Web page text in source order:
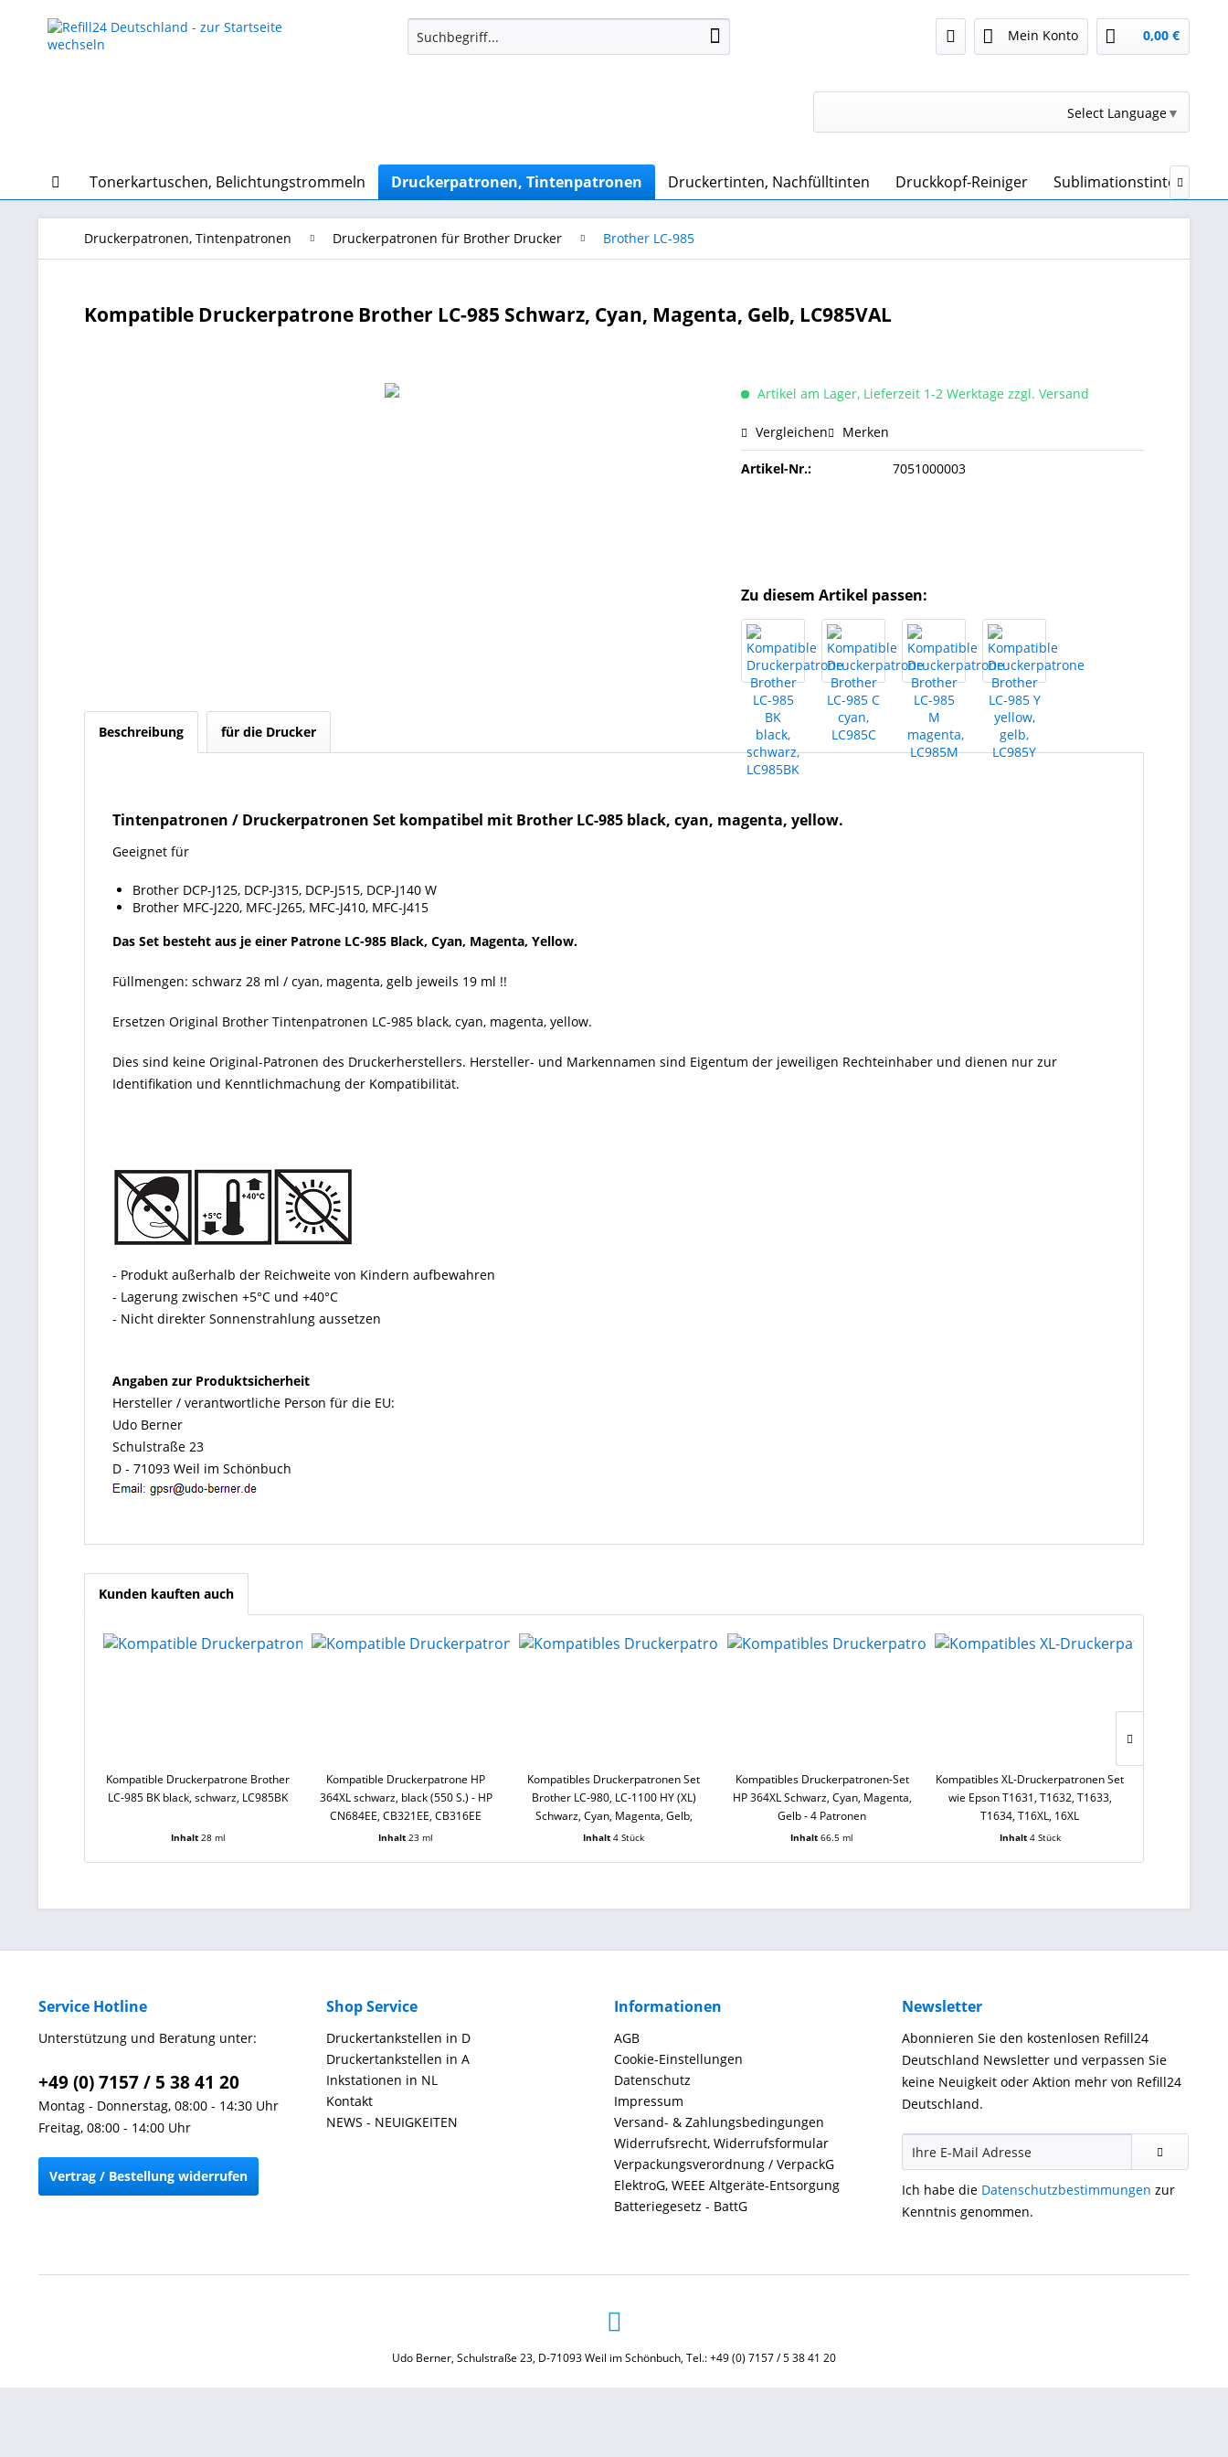
Mein Konto 0,00 €
Select Language▼
Tonerkartuschen, Belichtungstrommeln Druckerpatronen, Tintenpatronen Druckertinten, Nachfülltinten Druckkopf-Reiniger Sublimationstinte &

Druckerpatronen, Tintenpatronen Druckerpatronen für Brother Drucker Brother LC-985
Kompatible Druckerpatrone Brother LC-985 Schwarz, Cyan, Magenta, Gelb, LC985VAL
Artikel am Lager, Lieferzeit 1-2 Werktage zzgl. Versand
Vergleichen Merken
Artikel-Nr.: 7051000003
Zu diesem Artikel passen:
Beschreibung für die Drucker
Tintenpatronen / Druckerpatronen Set kompatibel mit Brother LC-985 black, cyan, magenta, yellow.
Geeignet für
Brother DCP-J125, DCP-J315, DCP-J515, DCP-J140 W
Brother MFC-J220, MFC-J265, MFC-J410, MFC-J415
Das Set besteht aus je einer Patrone LC-985 Black, Cyan, Magenta, Yellow.
Füllmengen: schwarz 28 ml / cyan, magenta, gelb jeweils 19 ml !!
Ersetzen Original Brother Tintenpatronen LC-985 black, cyan, magenta, yellow.
Dies sind keine Original-Patronen des Druckerherstellers. Hersteller- und Markennamen sind Eigentum der jeweiligen Rechteinhaber und dienen nur zur
Identifikation und Kenntlichmachung der Kompatibilität.
- Produkt außerhalb der Reichweite von Kindern aufbewahren
- Lagerung zwischen +5°C und +40°C
- Nicht direkter Sonnenstrahlung aussetzen
Angaben zur Produktsicherheit
Hersteller / verantwortliche Person für die EU:
Udo Berner
Schulstraße 23
D - 71093 Weil im Schönbuch
Kunden kauften auch
Kompatible Druckerpatrone Brother
LC-985 BK black, schwarz, LC985BK
Inhalt 28 ml
Kompatible Druckerpatrone HP
364XL schwarz, black (550 S.) - HP
CN684EE, CB321EE, CB316EE
Inhalt23 ml
Kompatibles Druckerpatronen Set
Brother LC-980, LC-1100 HY (XL)
Schwarz, Cyan, Magenta, Gelb,
LC1100
Inhalt4 Stück
Kompatibles Druckerpatronen-Set
HP 364XL Schwarz, Cyan, Magenta,
Gelb - 4 Patronen
Inhalt66.5 ml
Kompatibles XL-Druckerpatronen Set
wie Epson T1631, T1632, T1633,
T1634, T16XL, 16XL
Inhalt 4 Stück
Service Hotline
Unterstützung und Beratung unter:
+49 (0) 7157 / 5 38 41 20
Montag - Donnerstag, 08:00 - 14:30 Uhr
Freitag, 08:00 - 14:00 Uhr
Vertrag / Bestellung widerrufen
Shop Service
Druckertankstellen in D
Druckertankstellen in A
Inkstationen in NL
Kontakt
NEWS - NEUIGKEITEN
Informationen
AGB
Cookie-Einstellungen
Datenschutz
Impressum
Versand- & Zahlungsbedingungen
Widerrufsrecht, Widerrufsformular
Verpackungsverordnung / VerpackG
ElektroG, WEEE Altgeräte-Entsorgung
Batteriegesetz - BattG
Newsletter
Abonnieren Sie den kostenlosen Refill24
Deutschland Newsletter und verpassen Sie
keine Neuigkeit oder Aktion mehr von Refill24
Deutschland.
Ich habe die Datenschutzbestimmungen zur
Kenntnis genommen.
Udo Berner, Schulstraße 23, D-71093 Weil im Schönbuch, Tel.: +49 (0) 7157 / 5 38 41 20